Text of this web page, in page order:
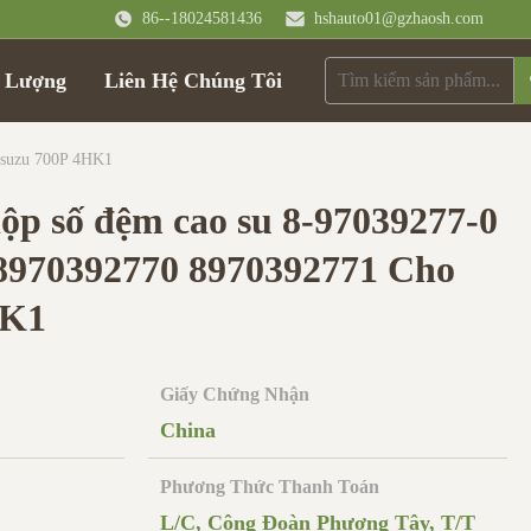
86--18024581436 hshauto01@gzhaosh.com
Lượng Liên Hệ Chúng Tôi
700P 4HK1
số đệm cao su 8-97039277-0
8970392771 Cho
Giấy Chứng Nhận
China
Phương Thức Thanh Toán
L/C, Công Đoàn Phương Tây, T/T